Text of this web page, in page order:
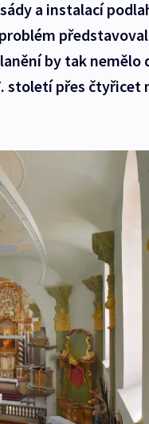
a instalací
by tak nemělo
století přes čtyřicet